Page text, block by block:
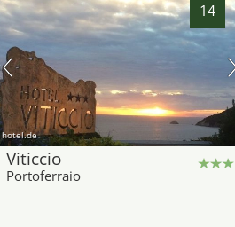
14
hotel.de
Viticcio
Portoferraio